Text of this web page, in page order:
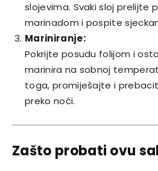
slojevima. Svaki sloj prelijte
marinadom i pospite
Mariniranje:
Pokrijte posudu folijom i
marinira na sobnoj
toga, promiješajte i
preko noći.
Zašto probati ovu